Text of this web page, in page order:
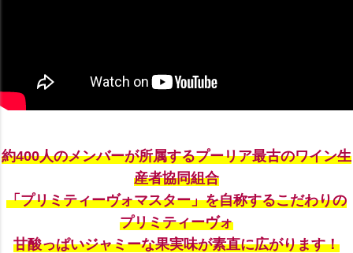
約400人のメンバーが所属するプーリア最古のワイン生
産者協同組合
「プリミティーヴォマスター」を自称するこだわりの
プリミティーヴォ
甘酸っぱいジャミーな果実味が素直に広がります！